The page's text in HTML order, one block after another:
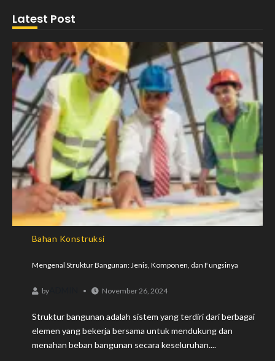
Latest Post
Bahan Konstruksi
Mengenal Struktur Bangunan: Jenis, Komponen, dan Fungsinya
by November 26, 2024
Struktur bangunan adalah sistem yang terdiri dari berbagai
elemen yang bekerja bersama untuk mendukung dan
menahan beban bangunan secara keseluruhan....